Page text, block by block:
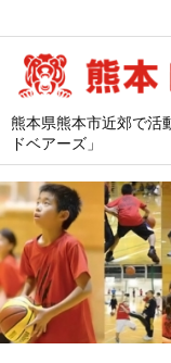
熊本県熊本市近郊で活
ドベアーズ」